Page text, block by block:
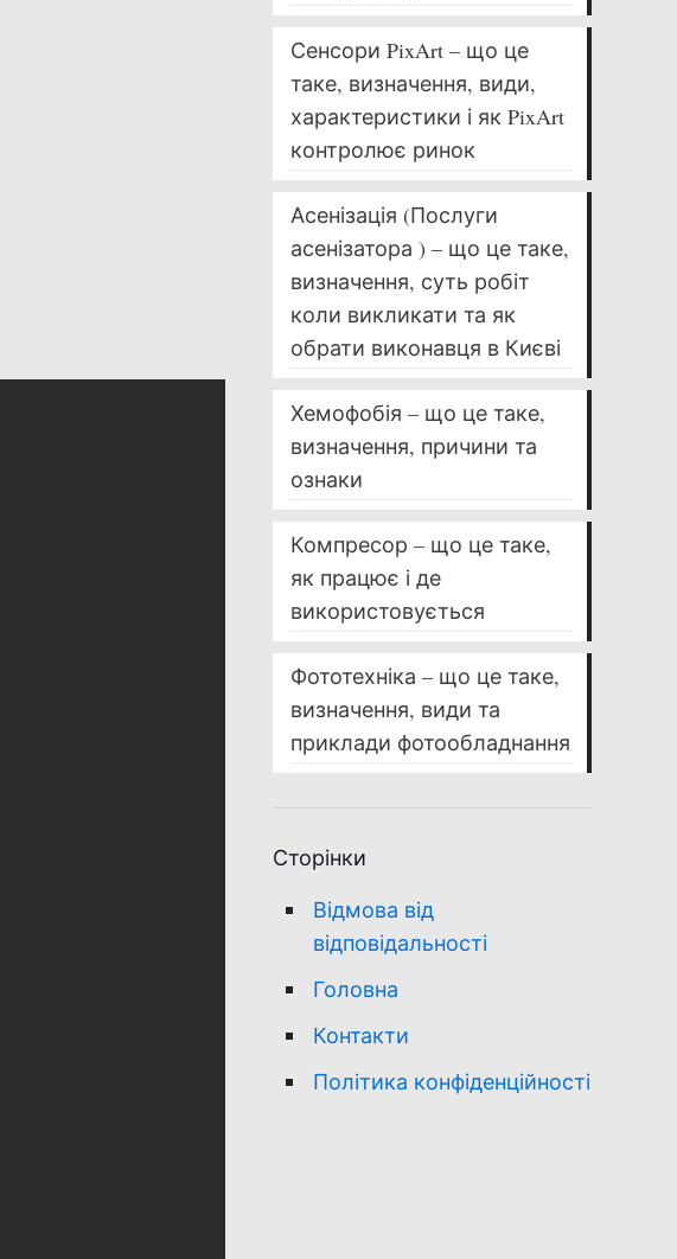
Сенсори PixArt – що це
таке, визначення, види,
характеристики і як PixArt
контролює ринок
Асенізація (Послуги
асенізатора ) – що це таке,
визначення, суть робіт
коли викликати та як
обрати виконавця в Києві
Хемофобія – що це таке,
визначення, причини та
ознаки
Компресор – що це таке,
як працює і де
використовується
Фототехніка – що це таке,
визначення, види та
приклади фотообладнання
Сторінки
Відмова від
відповідальності
Головна
Контакти
Політика конфіденційності